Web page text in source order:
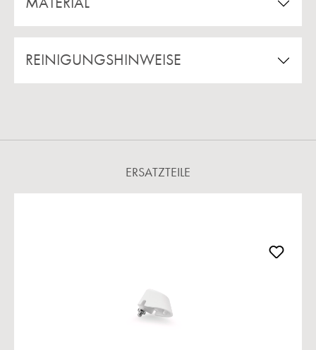
REINIGUNGSHINWEISE
ERSATZTEILE